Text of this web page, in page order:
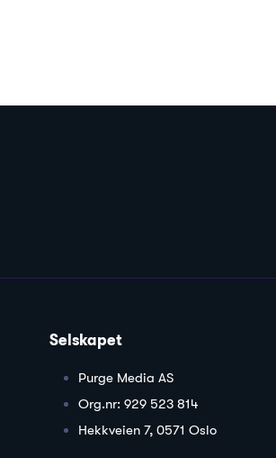
Selskapet
Purge Media AS
Org.nr: 929 523 814
Hekkveien 7, 0571 Oslo